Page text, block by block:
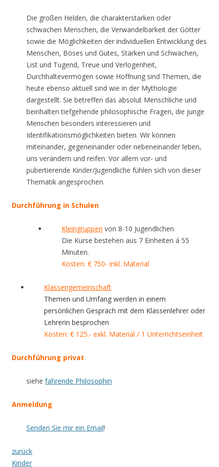
Die großen Helden, die charakterstarken oder
schwachen Menschen, die Verwandelbarkeit der Götter
sowie die Möglichkeiten der individuellen Entwicklung des
Menschen, Böses und Gutes, Stärken und Schwächen,
List und Tugend, Treue und Verlogenheit,
Durchhaltevermögen sowie Hoffnung sind Themen, die
heute ebenso aktuell sind wie in der Mythologie
dargestellt. Sie betreffen das absolut Menschliche und
beinhalten tiefgehende philosophische Fragen, die junge
Menschen besonders interessieren und
Identifikationsmöglichkeiten bieten. Wir können
miteinander, gegeneinander oder nebeneinander leben,
uns verändern und reifen. Vor allem vor- und
pubertierende Kinder/Jugendliche fühlen sich von dieser
Thematik angesprochen.
Durchführung in Schulen
Kleingruppen von 8-10 Jugendlichen
Die Kurse bestehen aus 7 Einheiten á 55
Minuten.
Kosten: € 750- inkl. Material
Klassengemeinschaft
Themen und Umfang werden in einem
persönlichen Gespräch mit dem Klassenlehrer oder
Lehrerin besprochen
Kosten: € 125.- exkl. Material / 1 Unterrichtseinheit
Durchführung privat
siehe fahrende Philosophin
Anmeldung
Senden Sie mir ein Email!
zurück
Kinder